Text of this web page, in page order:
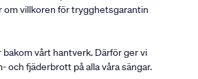
om villkoren för trygghetsgarantin
bakom vårt hantverk. Därför ger vi
och fjäderbrott på alla våra sängar.